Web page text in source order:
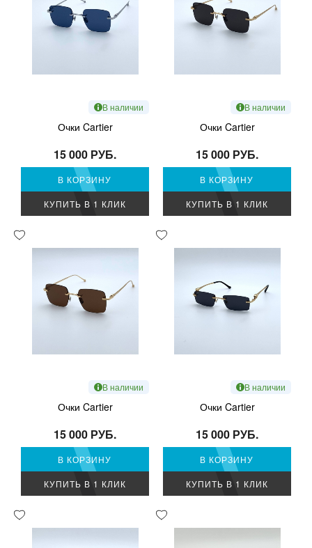
В наличии
Очки Cartier
15 000 РУБ.
В КОРЗИНУ
КУПИТЬ В 1 КЛИК
В наличии
Очки Cartier
15 000 РУБ.
В КОРЗИНУ
КУПИТЬ В 1 КЛИК
В наличии
Очки Cartier
15 000 РУБ.
В КОРЗИНУ
КУПИТЬ В 1 КЛИК
В наличии
Очки Cartier
15 000 РУБ.
В КОРЗИНУ
КУПИТЬ В 1 КЛИК